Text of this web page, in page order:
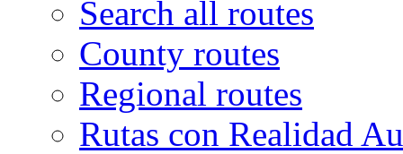
Search all routes
County routes
Regional routes
Rutas con Realidad